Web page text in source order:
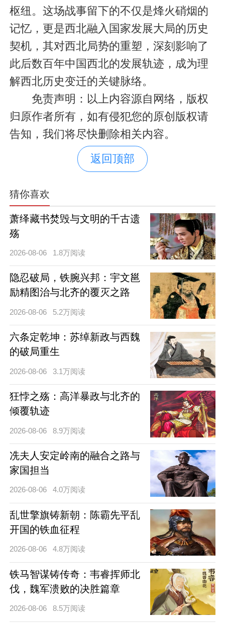
枢纽。这场战事留下的不仅是烽火硝烟的
记忆，更是西北融入国家发展大局的历史
契机，其对西北局势的重塑，深刻影响了
此后数百年中国西北的发展轨迹，成为理
解西北历史变迁的关键脉络。
免责声明：以上内容源自网络，版权
归原作者所有，如有侵犯您的原创版权请
告知，我们将尽快删除相关内容。
返回顶部
猜你喜欢
萧绎藏书焚毁与文明的千古遗
殇
2026-08-06 1.8万阅读
隐忍破局，铁腕兴邦：宇文邕
励精图治与北齐的覆灭之路
2026-08-06 5.2万阅读
六条定乾坤：苏绰新政与西魏
的破局重生
2026-08-06 3.1万阅读
狂悖之殇：高洋暴政与北齐的
倾覆轨迹
2026-08-06 8.9万阅读
冼夫人安定岭南的融合之路与
家国担当
2026-08-06 4.0万阅读
乱世擎旗铸新朝：陈霸先平乱
开国的铁血征程
2026-08-06 4.8万阅读
铁马智谋铸传奇：韦睿挥师北
伐，魏军溃败的决胜篇章
2026-08-06 8.5万阅读